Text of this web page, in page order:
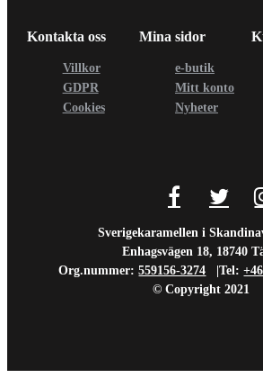
Kontakta oss
Villkor
GDPR
Cookies
Mina sidor
e-butik
Mitt konto
Nyheter
Sverigekaramellen i
Enhagsvägen 18, 18740
Org.nummer:559156-3274 |Tel:
© Copyright 2021